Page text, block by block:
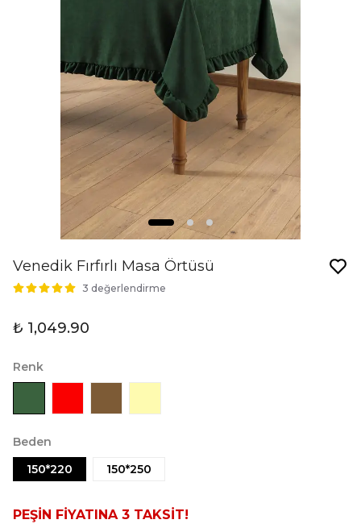
Venedik Fırfırlı Masa Örtüsü
3 değerlendirme
₺ 1,049.90
Renk
Beden
150*220
150*250
PEŞİN FİYATINA 3 TAKSİT!